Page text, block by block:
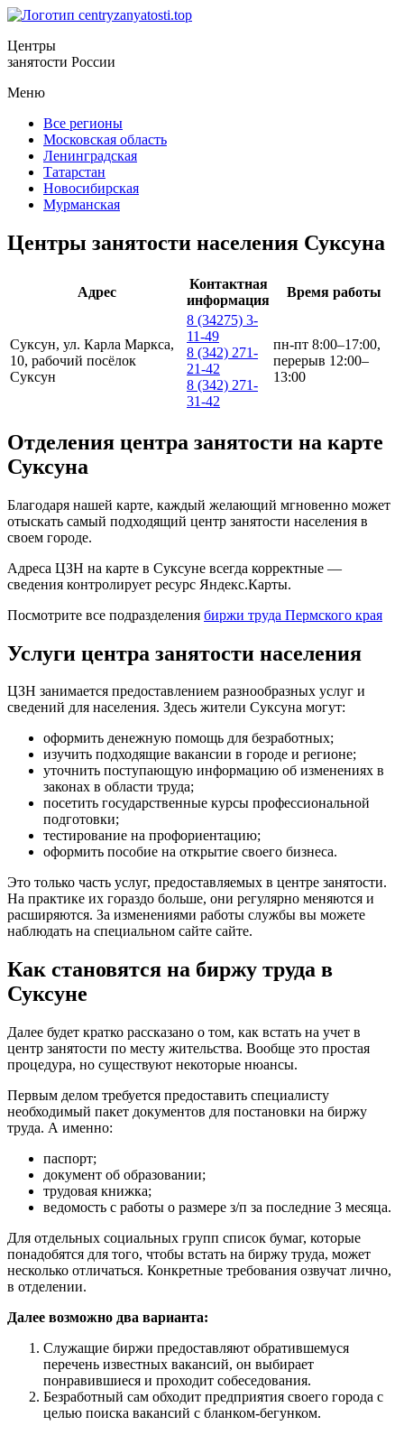
Центры
занятости России
Меню
Все регионы
Московская область
Ленинградская
Татарстан
Новосибирская
Мурманская
Центры занятости населения Суксуна
Адрес
Контактная
информация
Время работы
Суксун, ул. Карла Маркса,
10, рабочий посёлок
Суксун
8 (34275) 3-
11-49
8 (342) 271-
21-42
8 (342) 271-
31-42
пн-пт 8:00–17:00,
перерыв 12:00–
13:00
Отделения центра занятости на карте
Суксуна
Благодаря нашей карте, каждый желающий мгновенно может
отыскать самый подходящий центр занятости населения в
своем городе.
Адреса ЦЗН на карте в Суксуне всегда корректные —
сведения контролирует ресурс Яндекс.Карты.
Посмотрите все подразделения биржи труда Пермского края
Услуги центра занятости населения
ЦЗН занимается предоставлением разнообразных услуг и
сведений для населения. Здесь жители Суксуна могут:
оформить денежную помощь для безработных;
изучить подходящие вакансии в городе и регионе;
уточнить поступающую информацию об изменениях в
законах в области труда;
посетить государственные курсы профессиональной
подготовки;
тестирование на профориентацию;
оформить пособие на открытие своего бизнеса.
Это только часть услуг, предоставляемых в центре занятости.
На практике их гораздо больше, они регулярно меняются и
расширяются. За изменениями работы службы вы можете
наблюдать на специальном сайте сайте.
Как становятся на биржу труда в
Суксуне
Далее будет кратко рассказано о том, как встать на учет в
центр занятости по месту жительства. Вообще это простая
процедура, но существуют некоторые нюансы.
Первым делом требуется предоставить специалисту
необходимый пакет документов для постановки на биржу
труда. А именно:
паспорт;
документ об образовании;
трудовая книжка;
ведомость с работы о размере з/п за последние 3 месяца.
Для отдельных социальных групп список бумаг, которые
понадобятся для того, чтобы встать на биржу труда, может
несколько отличаться. Конкретные требования озвучат лично,
в отделении.
Далее возможно два варианта:
Служащие биржи предоставляют обратившемуся
перечень известных вакансий, он выбирает
понравившиеся и проходит собеседования.
Безработный сам обходит предприятия своего города с
целью поиска вакансий с бланком-бегунком.